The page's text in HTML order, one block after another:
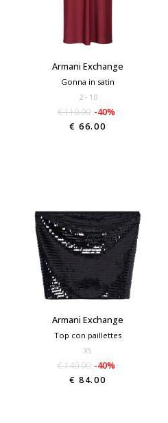
Armani Exchange
Gonna in satin
2 10
€ 110.00 -40%
€ 66.00
Armani Exchange
Top con paillettes
XS
€ 140.00 -40%
€ 84.00